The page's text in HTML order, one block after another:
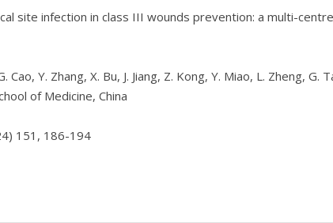
site infection in class III wounds prevention: a multi-
Cao, Y. Zhang, X. Bu, J. Jiang, Z. Kong, Y. Miao, L. Zheng, G.
of Medicine, China
151, 186-194